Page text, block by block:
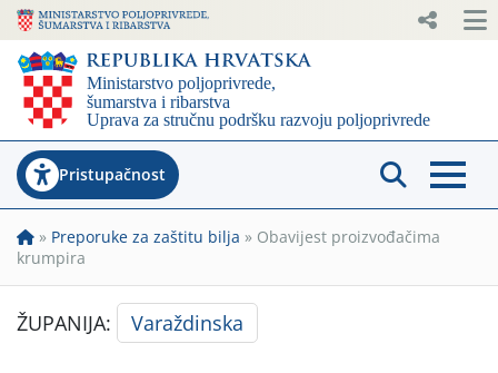
Pristupačnost
» Preporuke za zaštitu bilja » Obavijest proizvođačima
krumpira
ŽUPANIJA: Varaždinska